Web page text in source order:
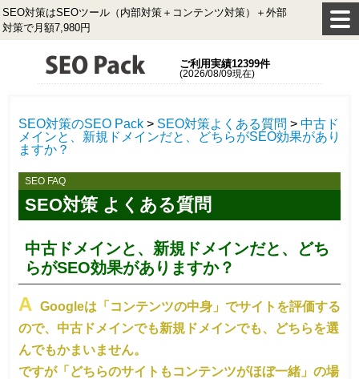
SEO対策はSEOツール（内部対策＋コンテンツ対策）＋外部
対策で月額7,980円
ご利用実績12399件
(2026/08/09現在)
SEO対策のSEO Pack > SEO対策よくある質問 > 中古ド
メインと、新規ドメインだと、どちらがSEO効果があり
ますか？
SEO FAQ
SEO対策 よくある質問
中古ドメインと、新規ドメインだと、どち
らがSEO効果がありますか？
Googleは「コンテンツの中身」でサイトを評価する
ので、中古ドメインでも新規ドメインでも、どちらを選
んでもかまいません。
ですが「どちらのサイトもコンテンツがほぼ一緒」の場